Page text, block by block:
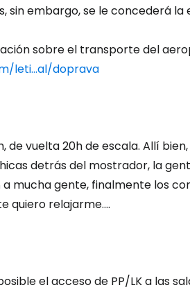
sin embargo, se le concederá la
sobre el transporte del
leti...al/doprava
de vuelta 20h de escala. Allí
detrás del mostrador, la
mucha gente, finalmente los
quiero relajarme....
el acceso de PP/LK a las